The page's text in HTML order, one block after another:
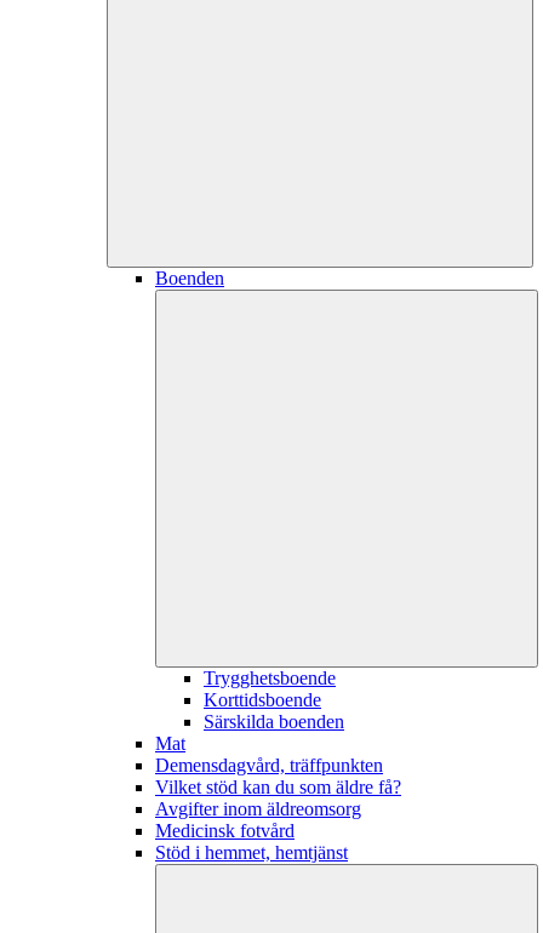
Boenden
Trygghetsboende
Korttidsboende
Särskilda boenden
Mat
Demensdagvård, träffpunkten
Vilket stöd kan du som äldre få?
Avgifter inom äldreomsorg
Medicinsk fotvård
Stöd i hemmet, hemtjänst